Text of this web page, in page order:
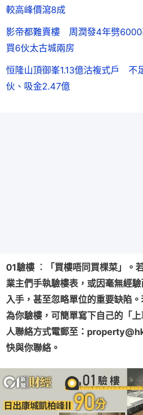
較高峰價瀉8成
影帝都難賣樓 周潤發4年劈
買6伙太古城兩房
恒隆山頂御峯1.13億沽複式戶 不
伙、吸金2.47億
01驗樓 ︰「買樓唔同買棵菜」。
業主們手執驗樓表，或因毫無經
入手，甚至忽略單位的重要缺陷。
為你驗樓，可簡單寫下自己的「
人聯絡方式電郵至：
快與你聯絡。